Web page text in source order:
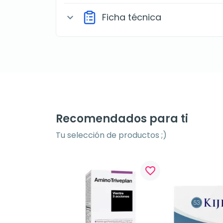
expand_more Ficha técnica
Recomendados para ti
Tu selección de productos ;)
favorite_border